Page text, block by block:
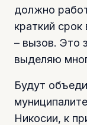
должно
краткий
– вызов. Это
выделяю
Будут
Никосии, к